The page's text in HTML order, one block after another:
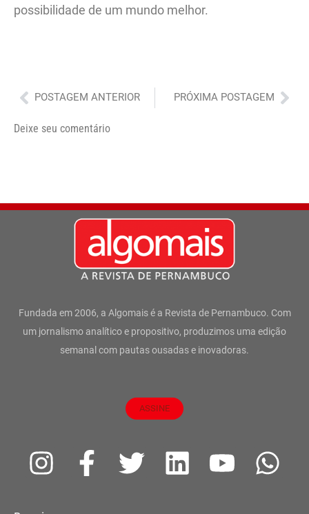
possibilidade de um mundo melhor.
Anterior
POSTAGEM ANTERIOR PRÓXIMA POSTAGEM
Deixe seu comentário
Fundada em 2006, a Algomais é a Revista de Pernambuco. Com
um jornalismo analítico e propositivo, produzimos uma edição
semanal com pautas ousadas e inovadoras.
ASSINE
I
F
a
T
L
Y
W